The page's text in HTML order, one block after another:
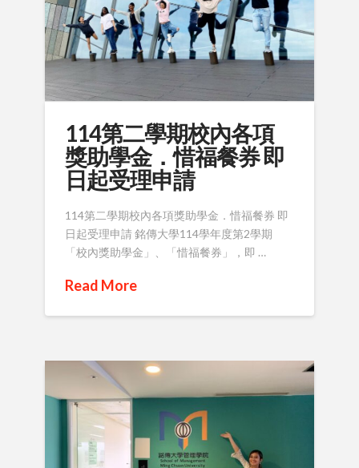
114第二學期校內各項
獎助學金．惜福餐券 即
日起受理申請
114第二學期校內各項獎助學金．惜福餐券 即
日起受理申請 銘傳大學114學年度第2學期
「校內獎助學金」、「惜福餐券」，即 …
Read More